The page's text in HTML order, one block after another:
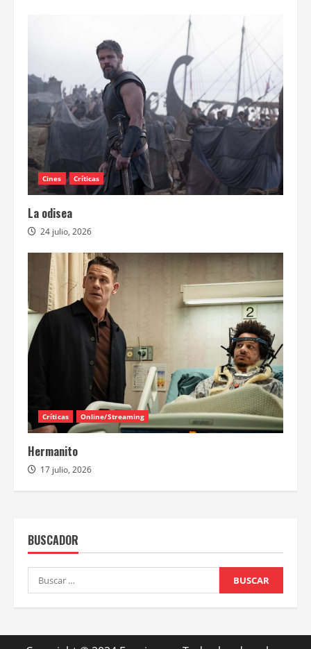
Cines Críticas
La odisea
24 julio, 2026
Críticas Online/Streaming
Hermanito
17 julio, 2026
BUSCADOR
Buscar: